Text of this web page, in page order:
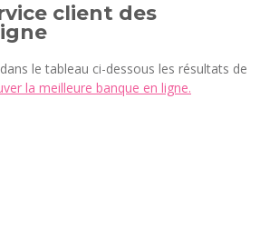
client des
le tableau ci-dessous les résultats de
la meilleure banque en ligne.